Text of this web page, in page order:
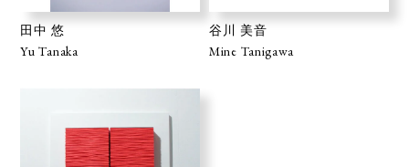
田中 悠
Yu Tanaka
谷川 美音
Mine Tanigawa